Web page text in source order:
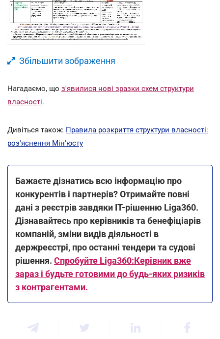
Збільшити зображення
Нагадаємо, що з'явилися нові зразки схем структури
власності.
Дивіться також: Правила розкриття структури власності:
роз'яснення Мін'юсту
Бажаєте дізнатись всю інформацію про
конкурентів і партнерів? Отримайте повні
дані з реєстрів завдяки IT-рішенню Liga360.
Дізнавайтесь про керівників та бенефіціарів
компаній, зміни видів діяльності в
держреєстрі, про останні тендери та судові
рішення. Спробуйте Liga360:Керівник вже
зараз і будьте готовими до будь-яких ризиків
з контрагентами.